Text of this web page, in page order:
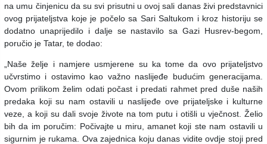
na umu činjenicu da su svi prisutni u ovoj sali danas živi predstavnici
ovog prijateljstva koje je počelo sa Sari Saltukom i kroz historiju se
dodatno unaprijedilo i dalje se nastavilo sa Gazi Husrev-begom,
poručio je Tatar, te dodao:
„Naše želje i namjere usmjerene su ka tome da ovo prijateljstvo
učvrstimo i ostavimo kao važno naslijeđe budućim generacijama.
Ovom prilikom želim odati počast i predati rahmet pred duše naših
predaka koji su nam ostavili u naslijeđe ove prijateljske i kulturne
veze, a koji su dali svoje živote na tom putu i otišli u vječnost. Želio
bih da im poručim: Počivajte u miru, amanet koji ste nam ostavili u
sigurnim je rukama. Ova zajednica koju danas vidite ovdje stoji pred